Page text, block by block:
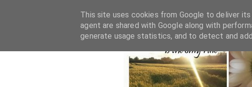
This site uses cookies from Google to deliver
agent are shared with Google along with
generate usage statistics, and to detect and